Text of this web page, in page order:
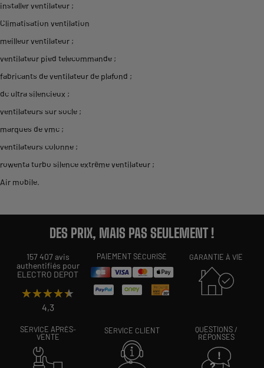
installer ventilateur ;
Climatisation ventilation
meilleur ventilateur ;
ventilateur pied telecommande ;
fabricants de ventilateur de plafond ;
dc ultra silencieux ;
ventilateurs sur socle ;
marques de vmc ;
ventilateurs colonne ;
rowenta turbo silence extrême ventilateur ;
Air mobile.
DES PRIX, MAIS PAS SEULEMENT !
157 407 avis
authentifiés pour
ELECTRO DEPOT
★★★★★
★★★★★
4,3
PAIEMENT SÉCURISÉ GARANTIE À VIE
SERVICE APRÈS-
VENTE
SERVICE CLIENT
QUESTIONS /
RÉPONSES